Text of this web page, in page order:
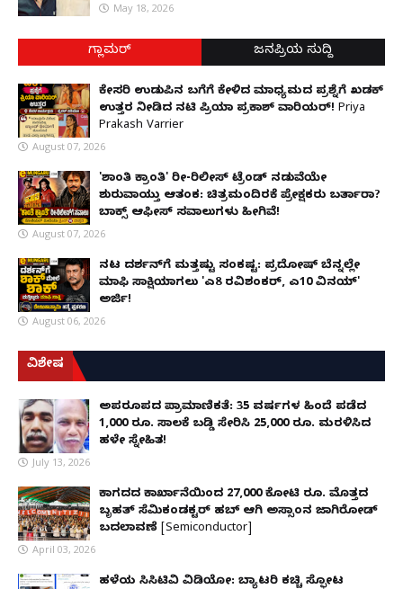
May 18, 2026
ಗ್ಲಾಮರ್ ಜನಪ್ರಿಯ ಸುದ್ದಿ
ಕೇಸರಿ ಉಡುಪಿನ ಬಗೆಗೆ ಕೇಳಿದ ಮಾಧ್ಯಮದ ಪ್ರಶ್ನೆಗೆ ಖಡಕ್
ಉತ್ತರ ನೀಡಿದ ನಟಿ ಪ್ರಿಯಾ ಪ್ರಕಾಶ್ ವಾರಿಯರ್! Priya
Prakash Varrier
August 07, 2026
'ಶಾಂತಿ ಕ್ರಾಂತಿ' ರೀ-ರಿಲೀಸ್ ಟ್ರೆಂಡ್ ನಡುವೆಯೇ
ಶುರುವಾಯ್ತು ಆತಂಕ: ಚಿತ್ರಮಂದಿರಕ್ಕೆ ಪ್ರೇಕ್ಷಕರು ಬರ್ತಾರಾ?
ಬಾಕ್ಸ್ ಆಫೀಸ್ ಸವಾಲುಗಳು ಹೀಗಿವೆ!
August 07, 2026
ನಟ ದರ್ಶನ್‌ಗೆ ಮತ್ತಷ್ಟು ಸಂಕಷ್ಟ: ಪ್ರದೋಷ್ ಬೆನ್ನಲ್ಲೇ
ಮಾಫಿ ಸಾಕ್ಷಿಯಾಗಲು 'ಎ8 ರವಿಶಂಕರ್, ಎ10 ವಿನಯ್'
ಅರ್ಜಿ!
August 06, 2026
ವಿಶೇಷ
ಅಪರೂಪದ ಪ್ರಾಮಾಣಿಕತೆ: 35 ವರ್ಷಗಳ ಹಿಂದೆ ಪಡೆದ
1,000 ರೂ. ಸಾಲಕ್ಕೆ ಬಡ್ಡಿ ಸೇರಿಸಿ 25,000 ರೂ. ಮರಳಿಸಿದ
ಹಳೇ ಸ್ನೇಹಿತ!
July 13, 2026
ಕಾಗದದ ಕಾರ್ಖಾನೆಯಿಂದ 27,000 ಕೋಟಿ ರೂ. ಮೊತ್ತದ
ಬೃಹತ್ ಸೆಮಿಕಂಡಕ್ಟರ್ ಹಬ್ ಆಗಿ ಅಸ್ಸಾಂನ ಜಾಗಿರೋಡ್
ಬದಲಾವಣೆ [Semiconductor]
April 03, 2026
ಹಳೆಯ ಸಿಸಿಟಿವಿ ವಿಡಿಯೋ: ಬ್ಯಾಟರಿ ಕಚ್ಚಿ ಸ್ಫೋಟ